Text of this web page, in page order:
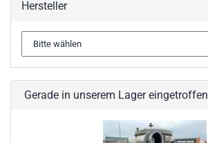
Hersteller
Gerade in unserem Lager eingetroffen